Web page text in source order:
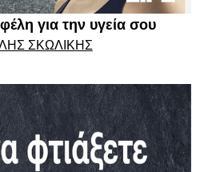
για την υγεία σου
ΣΚΩΛΊΚΗΣ